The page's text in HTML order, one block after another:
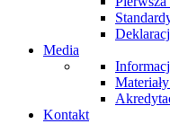
Media
Kontakt